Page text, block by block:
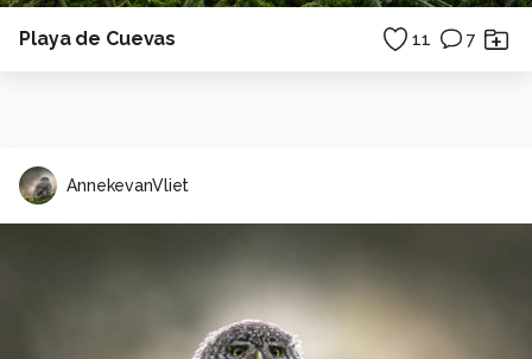
Playa de Cuevas 11 7
AnnekevanVliet